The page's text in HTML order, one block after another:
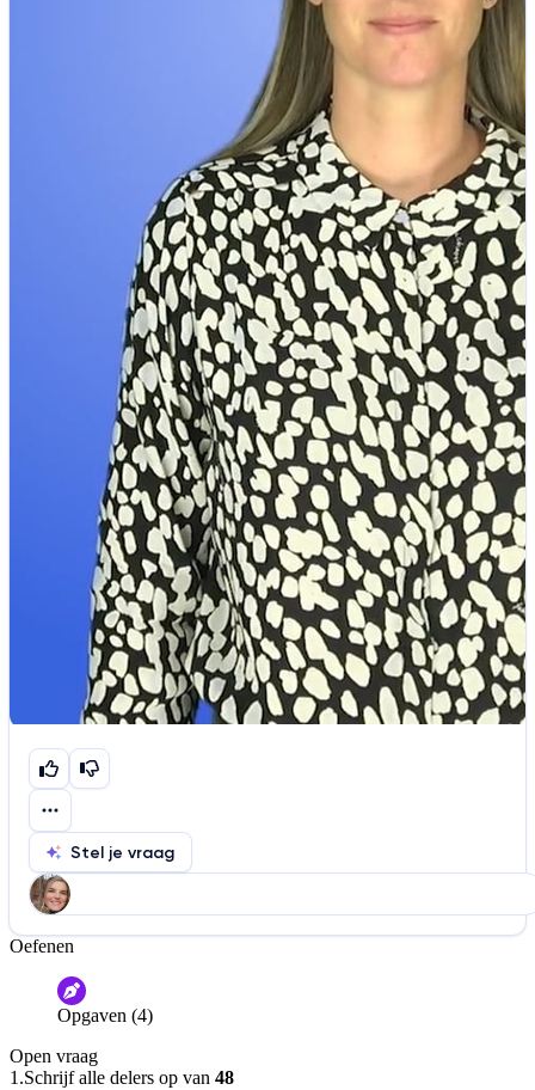
Stel je vraag
Help ons de video te verbeteren
De audio is slecht
Informatie is onjuist
De docent is te langdradig
Oefenen
Opgaven (4)
Open vraag
1.Schrijf alle delers op van 48